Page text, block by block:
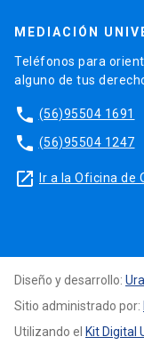
MEDIACIÓN
Teléfonos para
alguno de tus
phone (56)95504 1691
phone (56)95504 1247
launch Ir a la Oficina de
Diseño y desarrollo:
Sitio administrado por:
Utilizando el Kit Digital